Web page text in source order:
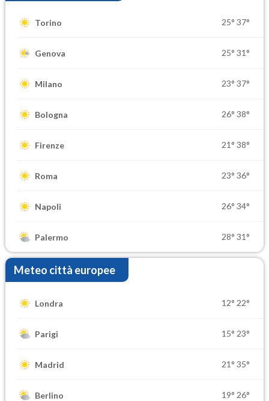
Torino 25° 37°
Genova 25° 31°
Milano 23° 37°
Bologna 26° 38°
Firenze 21° 38°
Roma 23° 36°
Napoli 26° 34°
Palermo 28° 31°
Meteo città europee
Londra 12° 22°
Parigi 15° 23°
Madrid 21° 35°
Berlino 19° 26°